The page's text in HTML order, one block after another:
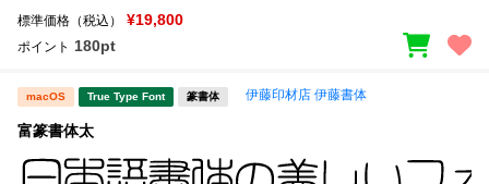
標準価格（税込） ¥19,800
ポイント 180pt
macOS True Type Font 篆書体 伊藤印材店 伊藤書体
富篆書体太